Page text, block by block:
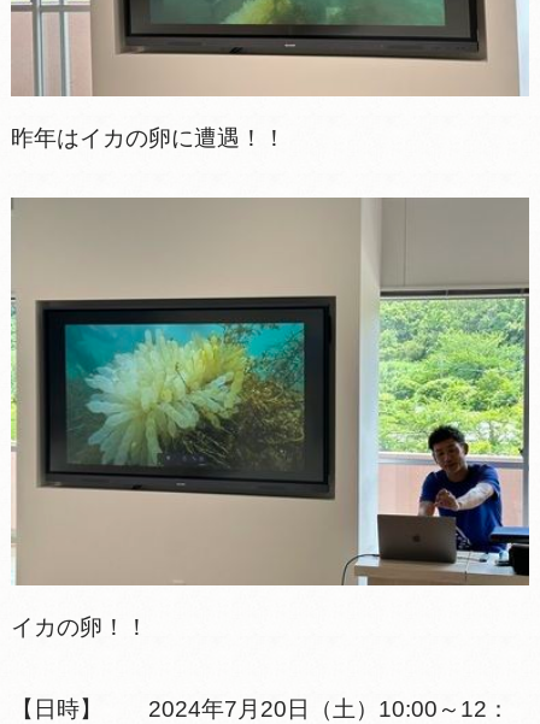
昨年はイカの卵に遭遇！！
イカの卵！！
【日時】 2024年7月20日（土）10:00～12：